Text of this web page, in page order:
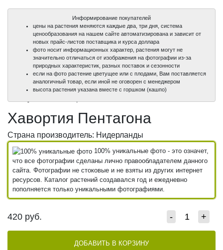
100%
100%
Информирование покупателей
цены на растения меняются каждые два, три дня, система
ценообразования на нашем сайте автоматизирована и зависит от
новых прайс-листов поставщика и курса доллара
фото носит информационных характер, растения могут не
значительно отличаться от изображения на фотографии из-за
природных характеристик, разных поставок и сезонности
если на фото растение цветущее или с плодами, Вам поставляется
аналогичный товар, если иной не оговорен с менеджером
высота растения указана вместе с горшком (кашпо)
Хавортия Пентагона
Страна производитель: Нидерланды
100% уникальные фото - это означет,
что все фотографии сделаны лично правообладателем данного
сайта. Фотографии не стоковые и не взяты из других интернет
ресурсов. Каталог растений создавался год и ежедневно
пополняется только уникальными фотографиями.
420 руб. - +
ДОБАВИТЬ В КОРЗИНУ